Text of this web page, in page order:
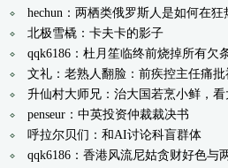
hechun：两栖类俄罗斯人是如何在
北极雪橇：卡夫卡的影子
qqk6186：杜月笙临终前烧掉所有欠
文礼：老熟人翻脸：前疾控主任痛
升仙村大师兄：治大国若烹小鲜，
penseur：中英投资仲裁裁决书
呼拉尔贝们：和AI讨论科盲群体
qqk6186：香港风流尼姑贪财好色与